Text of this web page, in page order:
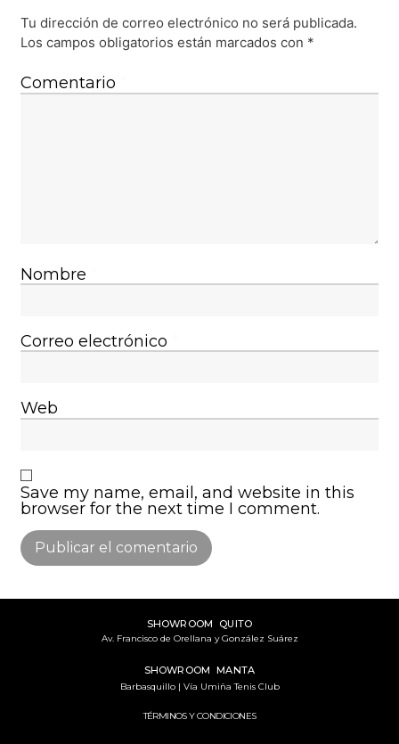
Tu dirección de correo electrónico no será publicada.
Los campos obligatorios están marcados con *
Comentario
Nombre
Correo electrónico
Web
Save my name, email, and website in this
browser for the next time I comment.
SHOWROOM QUITO
Av. Francisco de Orellana y González Suárez
SHOWROOM MANTA
Barbasquillo | Vía Umiña Tenis Club
TÉRMINOS Y CONDICIONES